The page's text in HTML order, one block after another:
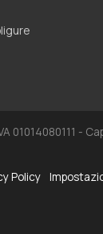
01014080111 -
Policy